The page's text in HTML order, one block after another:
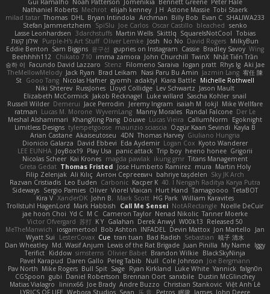
Gui Ramalho Noah Patterson Jomenikia Bennett Greene Peter Hale
Nathaniel Roberts Mechrot elijah kenney J H Astone Massie Tobi Staerk
milad tatar Thomas DHL Bryan Intindola Archman Billy Bob Evan C SHALIWA233
Stefan Jammertzheim
SpiSlu Joe Carlos Oscar Castillo bleached senko
Lasse Leonhardsen 3darchstuffs Martin Wells Skittlq SquareIsNotCool Tobias
אילון קשת
Purple-H's Art Stuff Oliver Lemke Josh No No David Rogers MilkyBun
Eddie Benton Sam Biggins 윤구선 gupries on Instagram Cassie Bradley Savoy Wing
Beehhhh112 Chikato 710 imma zamora John Churchill TwinX Nhật Tiến Trần
승하 이 Facundo David Lazzaro Stenz Filomeno Saraiva logan pratt Rhys lg Aki Jae
TheMellowMelody Jack Ryan Brad Leikam Nasi Paru Bu Amin Jazmin Lang 宥任 陳
St Gooo Tang Nicolas Hafner gyomh adaktyl Kiara Battle Michelle Rothwell
Niki Shterev RussJones Lloyd Collidge Lev Schwartz Jason Mault
Elizabeth McCormick Jakob Recknagel Luke willard Sascha Kohler snail
Russell Wilder Demerui Jace Perrodin Jeremy Ingram isaiah M lokjl Mike Wellfare
ratman Lucas M. Morone WyvernLang Manny Morales Randal Falcone Der Le
Meshal Alshammari
KhangXing Pang Douwe Lucas Vieira CallumNorm
Egoknight
Limitless Designs tylerspetgoose maurizio sciascia Özgür Kaan Sevindi Kayla B
Arian Castane Akaiseutoseu 4DN Thomas Harvey Giuliano Hungria
Dionicio Galarza David Ebbevi Eda Aydemir Logan Cox Kyoto Wanderer
LEE EUNHA JoyBox19 Play Usa panic attack Trip boy heeno honee Grigorii
Nicolas Scheer Kai Krones magda pawlak ikung gmr Titans Management
Greta Gedat Thomas Fristed Jose Humberto Ramirez mura Martin Holy
Filip Zelenjak Ali Kılıç Антон Сергеевич bahriye taşdelen Sky JK Arch
Razvan Cristiadis Leo Euden Carbonic Kacper K 40. I Nengah Raditya Karya Putra
Sideways Sergio Pamies Oliver Viorel Vlaican Hurt Hand Tamagoooo TetaBOT
Kira V XanderDK John B. Mark Scott HG Park William Karavites
Trollstuhl HagenLord Mark Habbish Call Me Sensei NotARectangle Noelle DeCuir
jae hoon Choi Yd C M C Cameron Taylor Nenad Nikolic Tanner Moerke
Victor Ofvergard 苏打 K Y Galahan Derek Anwyl W00k13 Released 50
MeTheManwich
iosgamertool Bob Ashton INFADEL Devin Mattox Jon Martello
Jan
Wyatt Sui
LesterCovax Cue tran tuan Bad Radish Sebastian 暁子 清水
Dan Wheatley Md. Wasif Anjum Lewis of the Rat Brigade Juan Pinilla My Name Iggy
Terifict Kiddow simsterns Olivier Babet Brandon Wilkie BlackSkyNinja
Pavel Karapud Daren Gallo Peleg Tabib Null Cole Johnson Joe Bergmann
Pav North Mike Rogers Bull Spit Sage Ryan Kirkland Luke White Yannick falgn0n
CGSpoon gubi Daniel Robertson Brennan Oort sanxbile Dustin McGlinchey
Matias Vialagro
lininx66 Joe Brady Andre Buzzo Christian Stankovic Việt Anh Lê